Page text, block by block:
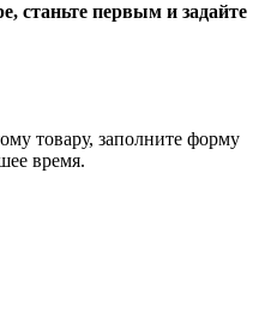
станьте первым и задайте
товару, заполните форму
время.